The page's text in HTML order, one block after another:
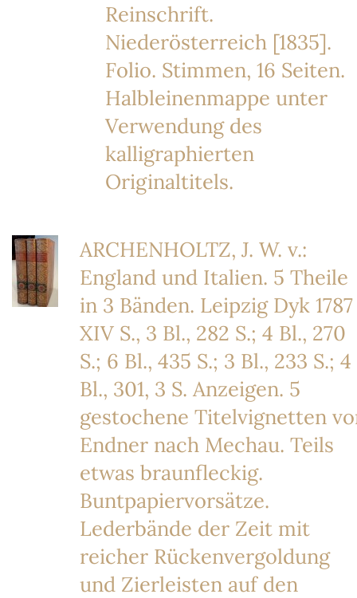
Reinschrift.
Niederösterreich [1835].
Folio. Stimmen, 16 Seiten.
Halbleinenmappe unter
Verwendung des
kalligraphierten
Originaltitels.
ARCHENHOLTZ, J. W. v.:
England und Italien. 5 Theile
in 3 Bänden. Leipzig Dyk 1787
XIV S., 3 Bl., 282 S.; 4 Bl., 270
S.; 6 Bl., 435 S.; 3 Bl., 233 S.; 4
Bl., 301, 3 S. Anzeigen. 5
gestochene Titelvignetten
Endner nach Mechau. Teils
etwas braunfleckig.
Buntpapiervorsätze.
Lederbände der Zeit mit
reicher Rückenvergoldung
und Zierleisten auf den